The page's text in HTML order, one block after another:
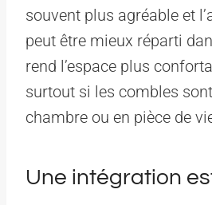
souvent plus agréable et
peut être mieux réparti
rend l’espace plus
surtout si les combles
chambre ou en pièce de
Une intégration